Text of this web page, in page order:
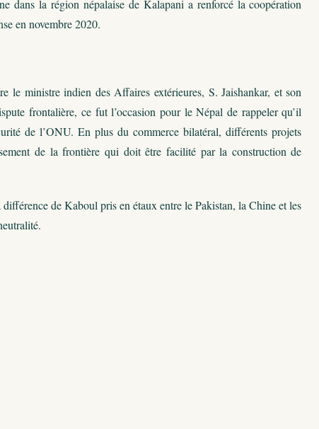
dans la région népalaise de Kalapani a renforcé la coopération
en novembre 2020.
le ministre indien des Affaires extérieures, S. Jaishankar, et son
frontalière, ce fut l’occasion pour le Népal de rappeler qu’il
de l’ONU. En plus du commerce bilatéral, différents projets
de la frontière qui doit être facilité par la construction de
de Kaboul pris en étaux entre le Pakistan, la Chine et les